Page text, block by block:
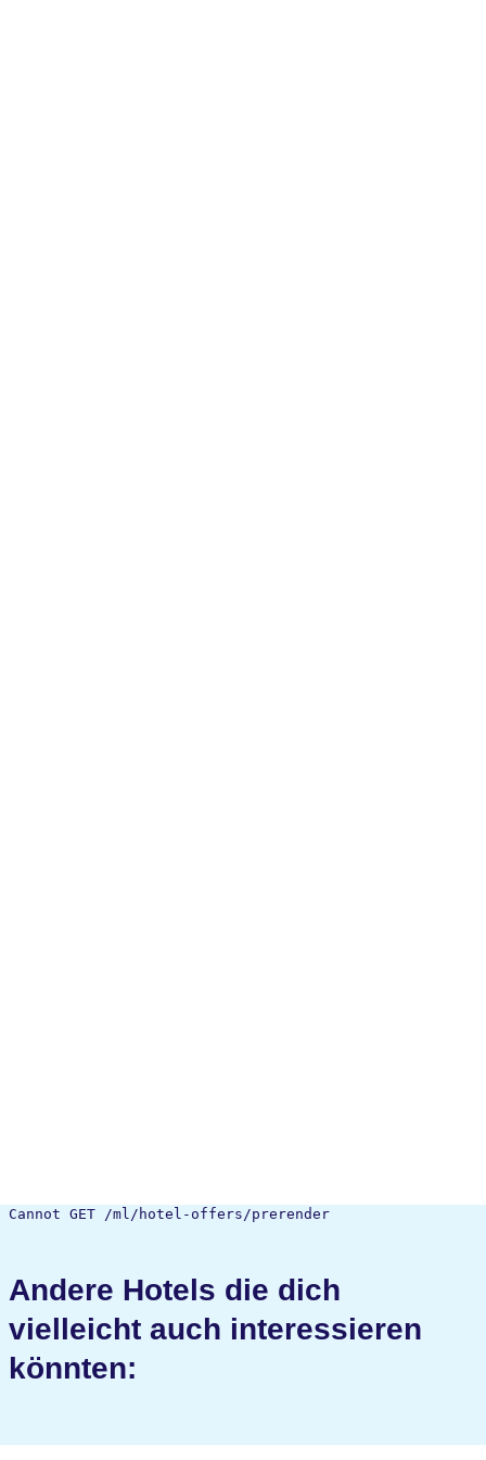
Cannot GET /ml/hotel-offers/prerender
Andere Hotels die dich
vielleicht auch interessieren
könnten: